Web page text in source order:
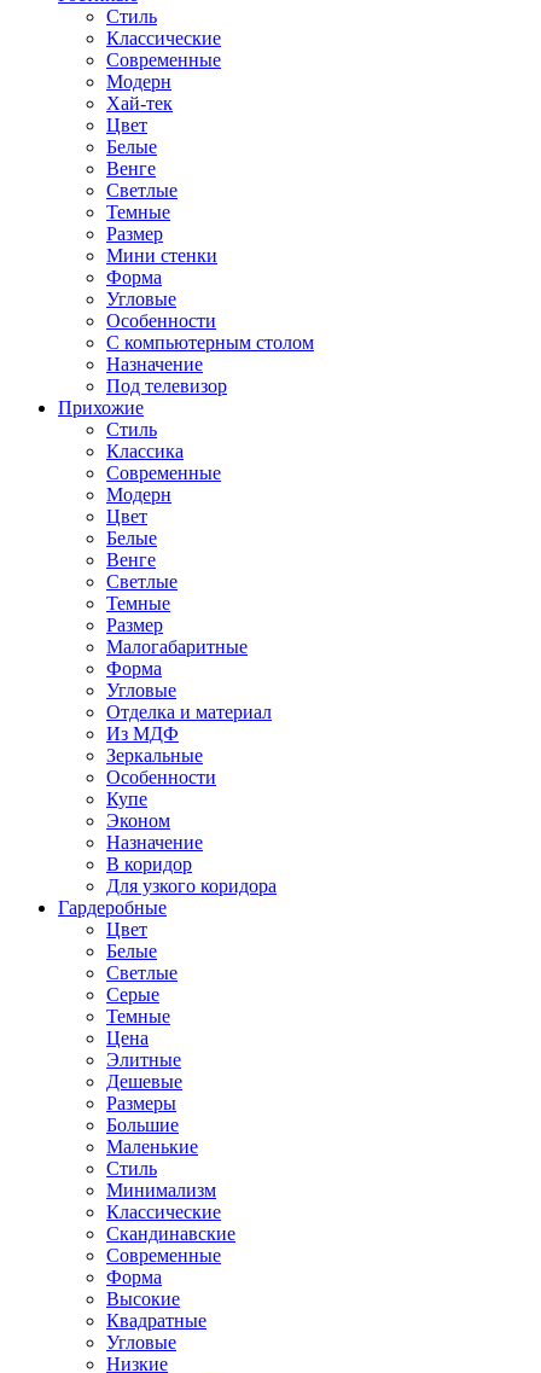
Стиль
Классические
Современные
Модерн
Хай-тек
Цвет
Белые
Венге
Светлые
Темные
Размер
Мини стенки
Форма
Угловые
Особенности
С компьютерным столом
Назначение
Под телевизор
Прихожие
Стиль
Классика
Современные
Модерн
Цвет
Белые
Венге
Светлые
Темные
Размер
Малогабаритные
Форма
Угловые
Отделка и материал
Из МДФ
Зеркальные
Особенности
Купе
Эконом
Назначение
В коридор
Для узкого коридора
Гардеробные
Цвет
Белые
Светлые
Серые
Темные
Цена
Элитные
Дешевые
Размеры
Большие
Маленькие
Стиль
Минимализм
Классические
Скандинавские
Современные
Форма
Высокие
Квадратные
Угловые
Низкие